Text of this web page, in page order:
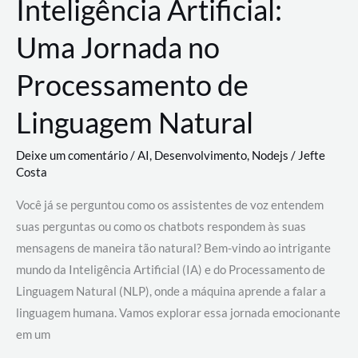
Inteligência Artificial:
Uma Jornada no
Processamento de
Linguagem Natural
Deixe um comentário/AI, Desenvolvimento, Nodejs / Jefte
Costa
Você já se perguntou como os assistentes de voz entendem
suas perguntas ou como os chatbots respondem às suas
mensagens de maneira tão natural? Bem-vindo ao intrigante
mundo da Inteligência Artificial (IA) e do Processamento de
Linguagem Natural (NLP), onde a máquina aprende a falar a
linguagem humana. Vamos explorar essa jornada emocionante
em um